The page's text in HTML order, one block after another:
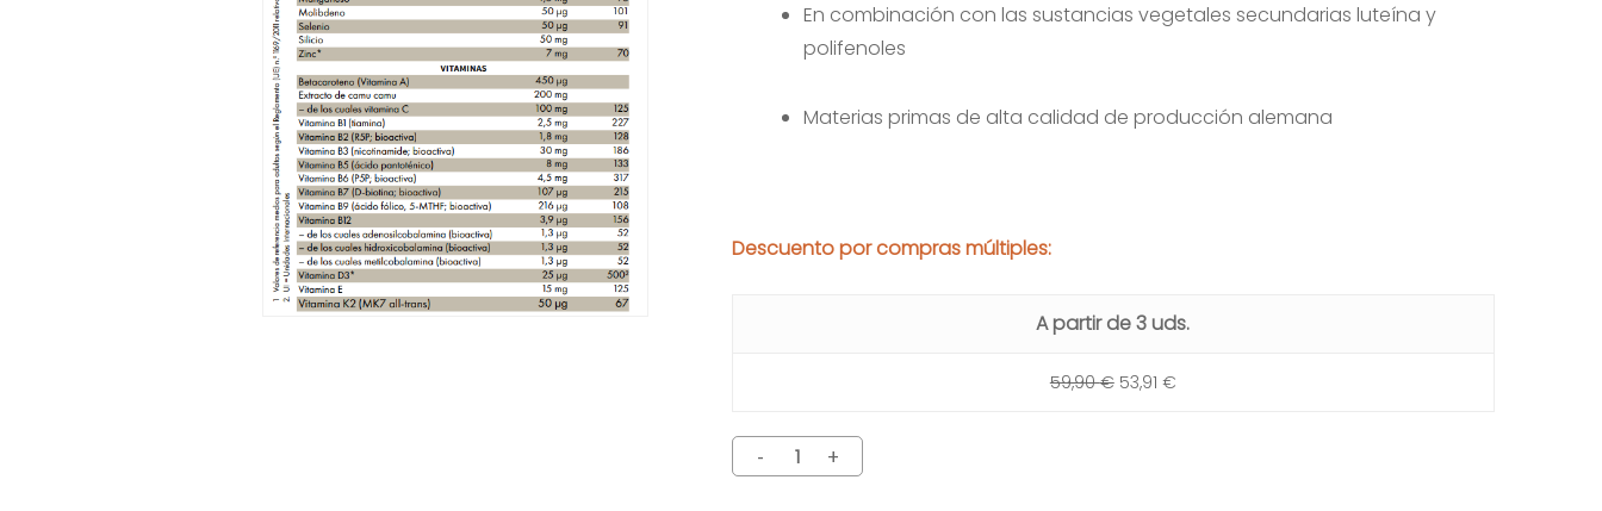
En combinación con las sustancias vegetales secundarias luteína y
polifenoles
Materias primas de alta calidad de producción alemana
Descuento por compras múltiples:
A partir de 3 uds.
59,90€ 53,91 €